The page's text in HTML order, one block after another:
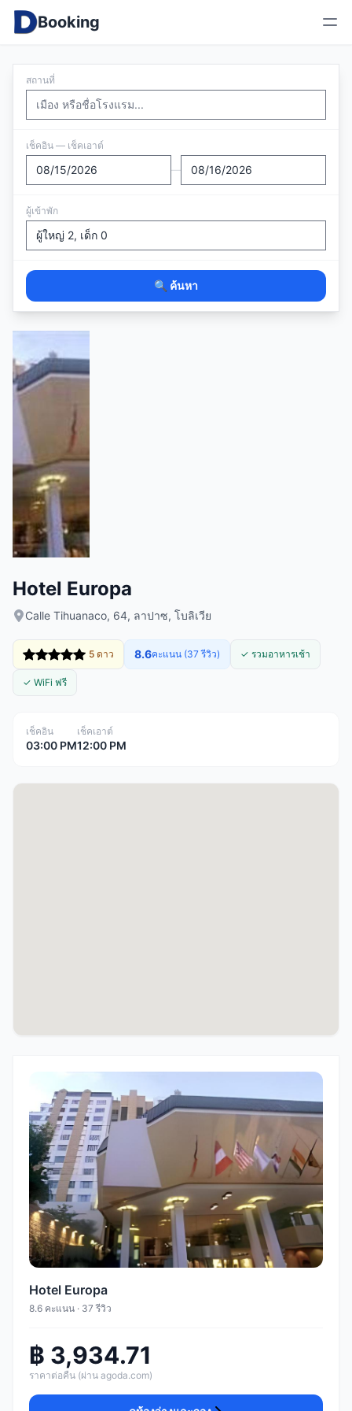
Booking
สถานที่
เช็คอิน — เช็คเอาต์
—
ผู้เข้าพัก
🔍 ค้นหา
Hotel Europa
Calle Tihuanaco, 64, ลาปาซ, โบลิเวีย
5 ดาว 8.6คะแนน (37 รีวิว) ✓ รวมอาหารเช้า
✓ WiFi ฟรี
เช็คอิน
03:00 PM
เช็คเอาต์
12:00 PM
Hotel Europa
8.6 คะแนน · 37 รีวิว
฿ 3,934.71
ราคาต่อคืน (ผ่าน agoda.com)